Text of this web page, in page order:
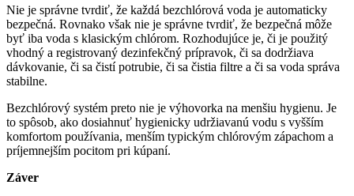
Nie je správne tvrdiť, že každá bezchlórová voda je automaticky
bezpečná. Rovnako však nie je správne tvrdiť, že bezpečná môže
byť iba voda s klasickým chlórom. Rozhodujúce je, či je použitý
vhodný a registrovaný dezinfekčný prípravok, či sa dodržiava
dávkovanie, či sa čistí potrubie, či sa čistia filtre a či sa voda správa
stabilne.
Bezchlórový systém preto nie je výhovorka na menšiu hygienu. Je
to spôsob, ako dosiahnuť hygienicky udržiavanú vodu s vyšším
komfortom používania, menším typickým chlórovým zápachom a
príjemnejším pocitom pri kúpaní.
Záver